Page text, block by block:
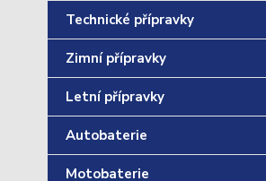
Technické přípravky
Zimní přípravky
Letní přípravky
Autobaterie
Motobaterie